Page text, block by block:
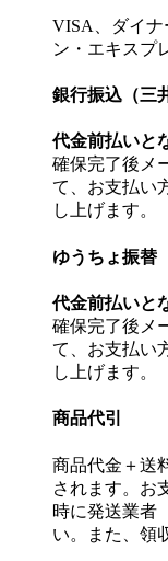
VISA、ダイナ
ン・エキスプ
銀行振込（三
代金前払いと
確保完了後メ
て、お支払い
し上げます。
ゆうちょ振替
代金前払いと
確保完了後メ
て、お支払い
し上げます。
商品代引
商品代金＋送
されます。お
時に発送業者
い。また、領